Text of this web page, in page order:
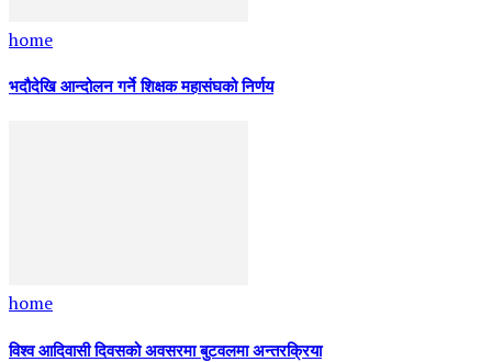
home
भदौदेखि आन्दोलन गर्ने शिक्षक महासंघको निर्णय
home
विश्व आदिवासी दिवसको अवसरमा बुटवलमा अन्तरक्रिया